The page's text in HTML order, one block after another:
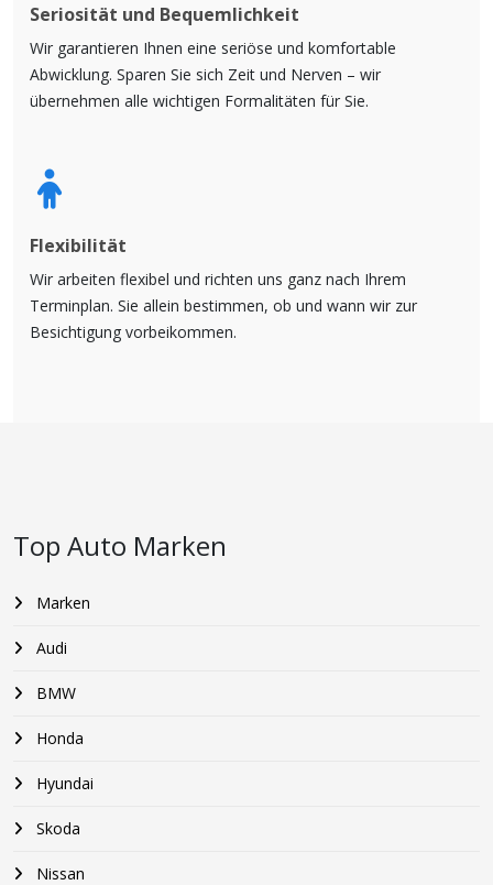
Seriosität und Bequemlichkeit
Wir garantieren Ihnen eine seriöse und komfortable
Abwicklung. Sparen Sie sich Zeit und Nerven – wir
übernehmen alle wichtigen Formalitäten für Sie.
Flexibilität
Wir arbeiten flexibel und richten uns ganz nach Ihrem
Terminplan. Sie allein bestimmen, ob und wann wir zur
Besichtigung vorbeikommen.
Top Auto Marken
Marken
Audi
BMW
Honda
Hyundai
Skoda
Nissan